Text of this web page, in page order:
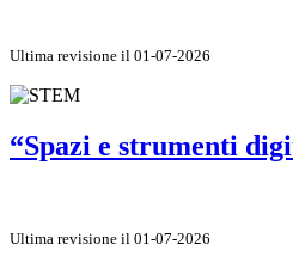
Ultima revisione il 01-07-2026
“Spazi e strumenti
Ultima revisione il 01-07-2026